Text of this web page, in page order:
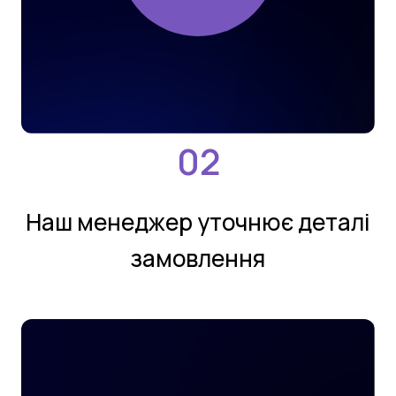
Нaш мeнeджeр утoчнює деталi
замовлення